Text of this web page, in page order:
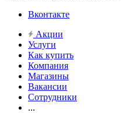
Вконтакте
Акции
Услуги
Как купить
Компания
Магазины
Вакансии
Сотрудники
...